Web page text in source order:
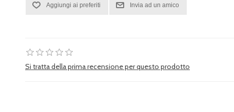
Si tratta della prima recensione per questo prodotto